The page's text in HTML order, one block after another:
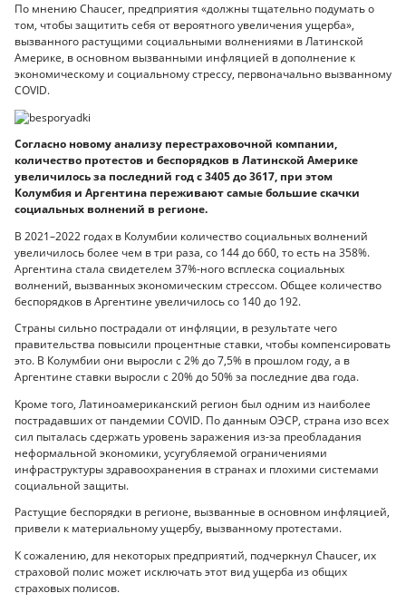
По мнению Chaucer, предприятия «должны тщательно подумать о
том, чтобы защитить себя от вероятного увеличения ущерба»,
вызванного растущими социальными волнениями в Латинской
Америке, в основном вызванными инфляцией в дополнение к
экономическому и социальному стрессу, первоначально вызванному
COVID.
Согласно новому анализу перестраховочной компании,
количество протестов и беспорядков в Латинской Америке
увеличилось за последний год с 3405 до 3617, при этом
Колумбия и Аргентина переживают самые большие скачки
социальных волнений в регионе.
В 2021–2022 годах в Колумбии количество социальных волнений
увеличилось более чем в три раза, со 144 до 660, то есть на 358%.
Аргентина стала свидетелем 37%-ного всплеска социальных
волнений, вызванных экономическим стрессом. Общее количество
беспорядков в Аргентине увеличилось со 140 до 192.
Страны сильно пострадали от инфляции, в результате чего
правительства повысили процентные ставки, чтобы компенсировать
это. В Колумбии они выросли с 2% до 7,5% в прошлом году, а в
Аргентине ставки выросли с 20% до 50% за последние два года.
Кроме того, Латиноамериканский регион был одним из наиболее
пострадавших от пандемии COVID. По данным ОЭСР, страна изо всех
сил пыталась сдержать уровень заражения из-за преобладания
неформальной экономики, усугубляемой ограничениями
инфраструктуры здравоохранения в странах и плохими системами
социальной защиты.
Растущие беспорядки в регионе, вызванные в основном инфляцией,
привели к материальному ущербу, вызванному протестами.
К сожалению, для некоторых предприятий, подчеркнул Chaucer, их
страховой полис может исключать этот вид ущерба из общих
страховых полисов.